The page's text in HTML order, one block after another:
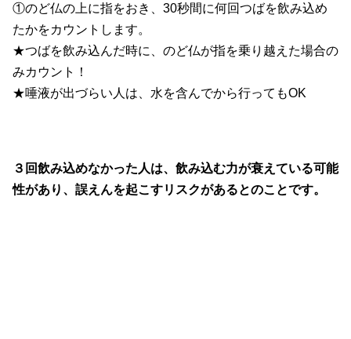
①のど仏の上に指をおき、30秒間に何回つばを飲み込め
たかをカウントします。
★つばを飲み込んだ時に、のど仏が指を乗り越えた場合の
みカウント！
★唾液が出づらい人は、水を含んでから行ってもOK
３回飲み込めなかった人は、飲み込む力が衰えている可能
性があり、誤えんを起こすリスクがあるとのことです。